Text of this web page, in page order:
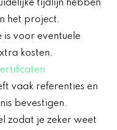
tijdlijn hebben
het project.
voor eventuele
kosten.
vaak referenties en
bevestigen.
zodat je zeker weet